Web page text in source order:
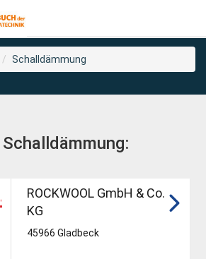
Schalldämmung
ROCKWOOL GmbH & Co.
KG
45966 Gladbeck